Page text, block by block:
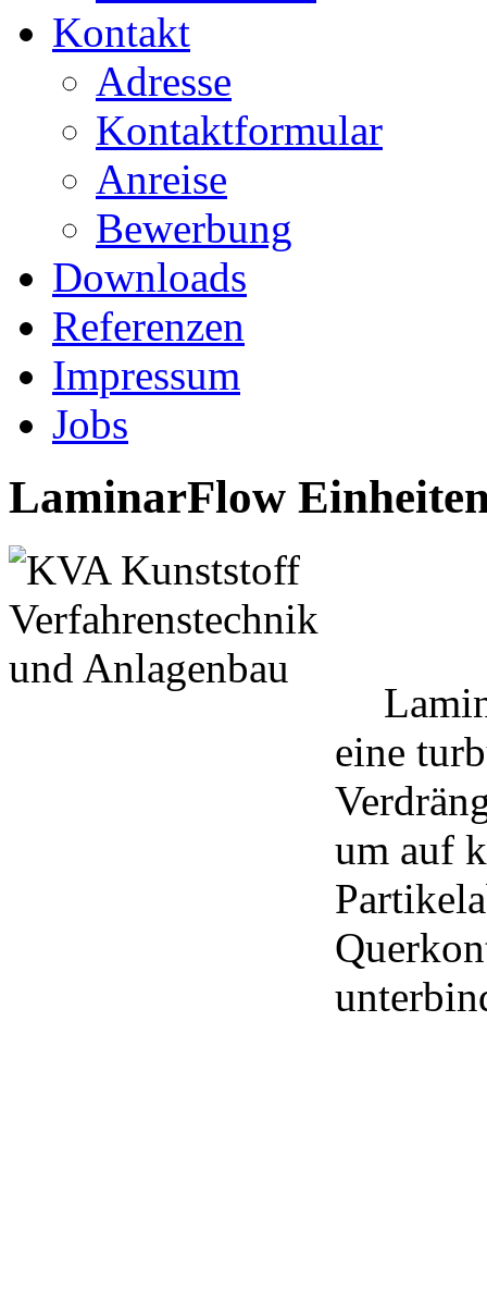
Kontakt
Adresse
Kontaktformular
Anreise
Bewerbung
Downloads
Referenzen
Impressum
Jobs
LaminarFlow
eine
um auf